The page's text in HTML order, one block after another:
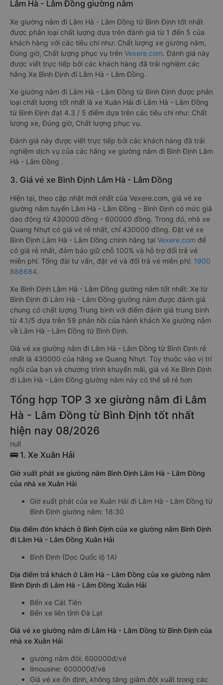
Lâm Hà - Lâm Đồng giường nằm
Xe giường nằm đi Lâm Hà - Lâm Đồng từ Bình Định tốt nhất
được phân loại chất lượng dựa trên đánh giá từ 1 đến 5 của
khách hàng với các tiêu chí như: Chất lượng xe giường nằm,
Đúng giờ, Chất lượng phục vụ trên Vexere.com. Đánh giá này
được viết trực tiếp bởi các khách hàng đã trải nghiệm các
hãng Xe Bình Định đi Lâm Hà - Lâm Đồng.
Xe giường nằm đi Lâm Hà - Lâm Đồng từ Bình Định được phân
loại chất lượng tốt nhất là xe Xuân Hải đi Lâm Hà - Lâm Đồng
từ Bình Định đạt 4.3 / 5 điểm dựa trên các tiêu chí như: Chất
lượng xe, Đúng giờ, Chất lượng phục vụ.
Đánh giá này được viết trực tiếp bởi các khách hàng đã trải
nghiệm dịch vụ của các hãng xe giường nằm đi Bình Định Lâm
Hà - Lâm Đồng .
3. Giá vé xe Bình Định Lâm Hà - Lâm Đồng
Hiện tại, theo cập nhật mới nhất của Vexere.com, giá vé xe
giường nằm tuyến Lâm Hà - Lâm Đồng - Bình Định có mức giá
dao động từ 430000 đồng - 600000 đồng. Trong đó, nhà xe
Quang Nhựt có giá vé rẻ nhất, chỉ 430000 đồng. Đặt vé xe
Bình Định Lâm Hà - Lâm Đồng chính hãng tại Vexere.com để
có giá rẻ nhất, đảm bảo giữ chỗ 100% và hỗ trợ đổi trả vé
miễn phí. Tổng đài tư vấn, đặt vé và đổi trả vé miễn phí: 1900
888684.
Xe Bình Định Lâm Hà - Lâm Đồng giường nằm tốt nhất: Xe từ
Bình Định đi Lâm Hà - Lâm Đồng giường nằm được đánh giá
chung có chất lượng Trung bình với điểm đánh giá trung bình
từ 4.1/5 dựa trên 59 phản hồi của hành khách Xe giường nằm
về Lâm Hà - Lâm Đồng từ Bình Định.
Giá vé xe giường nằm đi Lâm Hà - Lâm Đồng từ Bình Định rẻ
nhất là 430000 của hãng xe Quang Nhựt. Tùy thuộc vào vị trí
ngồi của bạn và chương trình khuyến mãi, giá vé Xe Bình Định
đi Lâm Hà - Lâm Đồng giường nằm này có thể sẽ rẻ hơn
Tổng hợp TOP 3 xe giường nằm đi Lâm
Hà - Lâm Đồng từ Bình Định tốt nhất
hiện nay 08/2026
null
🚌 1. Xe Xuân Hải
Giờ xuất phát xe giường nằm Bình Định Lâm Hà - Lâm Đồng
của nhà xe Xuân Hải
Giờ xuất phát của xe Xuân Hải đi Lâm Hà - Lâm Đồng từ
Bình Định giường nằm: 18:30
Địa điểm đón khách ở Bình Định của xe giường nằm Bình Định
đi Lâm Hà - Lâm Đồng Xuân Hải
Bình Định (Dọc Quốc lộ 1A)
Địa điểm trả khách ở Lâm Hà - Lâm Đồng của xe giường nằm
Bình Định đi Lâm Hà - Lâm Đồng Xuân Hải
Bến xe Cát Tiên
Bến xe liên tỉnh Đà Lạt
Giá vé xe giường nằm đi Lâm Hà - Lâm Đồng từ Bình Định của
nhà xe Xuân Hải
giường nằm đôi: 600000đ/vé
limousine: 600000đ/vé
Giá vé xe ổn định, không tăng giảm đột xuất trong các